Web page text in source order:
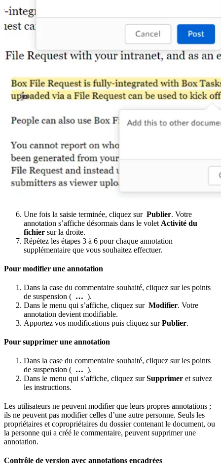
Une fois la saisie terminée, cliquez sur Publier. Votre
annotation s’affiche désormais dans le volet Activité du
fichier sur la droite.
Répétez les étapes 3 à 6 pour chaque annotation
supplémentaire que vous souhaitez effectuer.
Pour modifier une annotation
Dans la case du commentaire souhaité, cliquez sur les points
de suspension ( … ).
Dans le menu qui s’affiche, cliquez sur Modifier. Votre
annotation devient modifiable.
Apportez vos modifications puis cliquez surPublier.
Pour supprimer une annotation
Dans la case du commentaire souhaité, cliquez sur les points
de suspension ( … ).
Dans le menu qui s’affiche, cliquez surSupprimer et suivez
les instructions.
Les utilisateurs ne peuvent modifier que leurs propres annotations ;
ils ne peuvent pas modifier celles d’une autre personne. Seuls les
propriétaires et copropriétaires du dossier contenant le document, ou
la personne qui a créé le commentaire, peuvent supprimer une
annotation.
Contrôle de version avec annotations encadrées